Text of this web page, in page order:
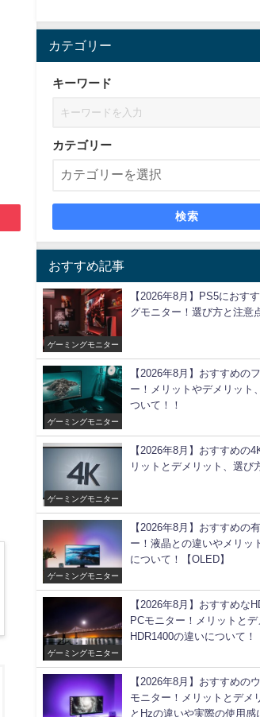
カテゴリー
キーワード
カテゴリー
検索
おすすめ記事
ゲーミングモニター
【2026年8月】PS5におす
グモニター！選び方と注意
ゲーミングモニター
【2026年8月】おすすめの
ー！メリットやデメリット
ついて！！
ゲーミングモニター
【2026年8月】おすすめの
リットとデメリット、選び
ゲーミングモニター
【2026年8月】おすすめの
ー！液晶との違いやメリッ
について！【OLED】
ゲーミングモニター
【2026年8月】おすすめな
PCモニター！メリットと
HDR1400の違いについて！
【2026年8月】おすすめの
モニター！メリットとデメ
とHzの違いや実際の使用感